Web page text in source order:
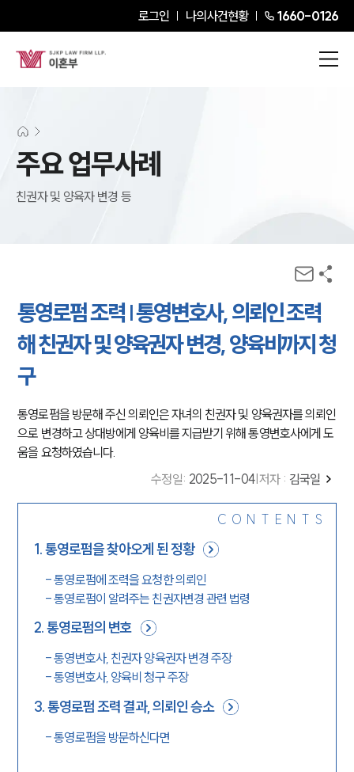
로그인 나의사건현황 1660-0126
주요 업무사례
친권자 및 양육자 변경 등
통영로펌 조력 | 통영변호사, 의뢰인 조력
해 친권자 및 양육권자 변경, 양육비까지 청
구
통영로펌을 방문해 주신 의뢰인은 자녀의 친권자 및 양육권자를 의뢰인
으로 변경하고 상대방에게 양육비를 지급받기 위해 통영변호사에게 도
움을 요청하였습니다.
수정일: 2025-11-04 저자 : 김국일
CONTENTS
1.통영로펌을 찾아오게 된 정황
-통영로펌에 조력을 요청한 의뢰인
-통영로펌이 알려주는 친권자변경 관련 법령
2.통영로펌의 변호
-통영변호사, 친권자 양육권자 변경 주장
-통영변호사, 양육비 청구 주장
3.통영로펌 조력 결과, 의뢰인 승소
-통영로펌을 방문하신다면